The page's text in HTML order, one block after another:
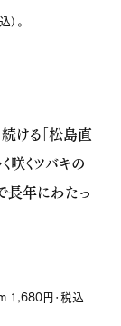
。
ける「松島直
咲くツバキの
長年にわたっ
1,680円・税込